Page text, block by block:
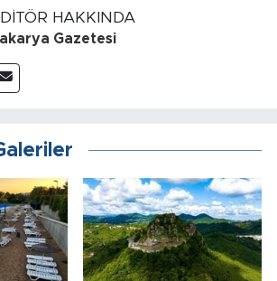
HAKKINDA
Gazetesi